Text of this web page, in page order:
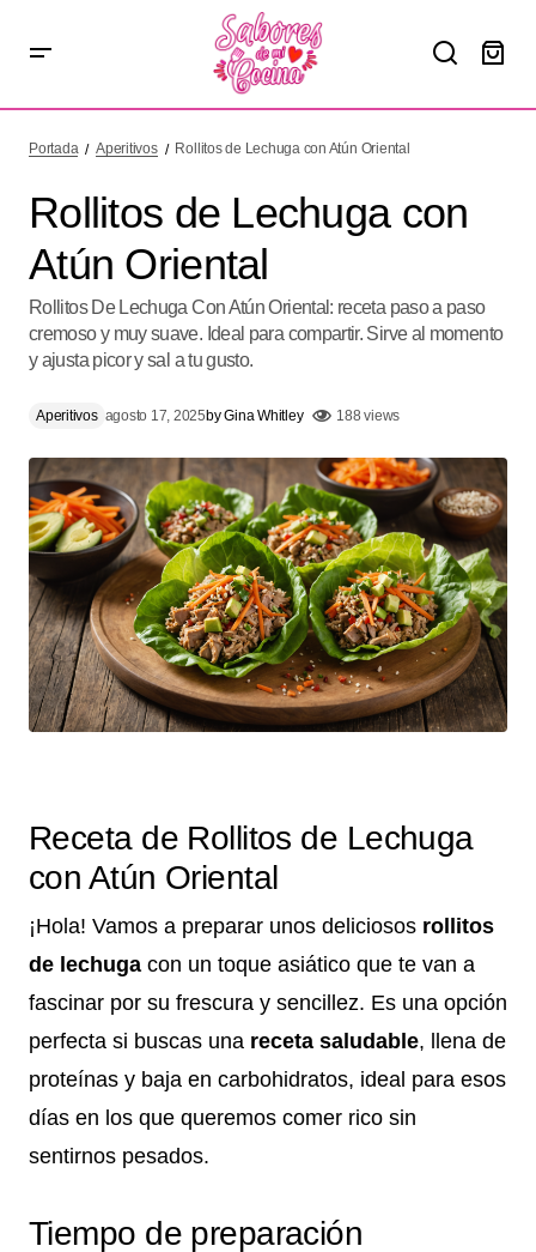
Portada Aperitivos Rollitos de Lechuga con Atún Oriental
Rollitos de Lechuga con
Atún Oriental
Rollitos De Lechuga Con Atún Oriental: receta paso a paso
cremoso y muy suave. Ideal para compartir. Sirve al momento
y ajusta picor y sal a tu gusto.
Aperitivos agosto 17, 2025byGina Whitley 188 views
Receta de Rollitos de Lechuga
con Atún Oriental
¡Hola! Vamos a preparar unos deliciosos rollitos
de lechuga con un toque asiático que te van a
fascinar por su frescura y sencillez. Es una opción
perfecta si buscas una receta saludable, llena de
proteínas y baja en carbohidratos, ideal para esos
días en los que queremos comer rico sin
sentirnos pesados.
Tiempo de preparación